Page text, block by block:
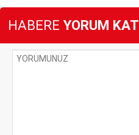
HABERE YORUM KAT